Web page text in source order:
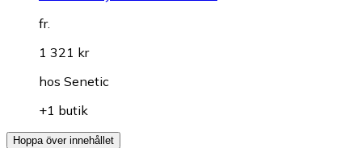
fr.
1 321 kr
hos Senetic
+1 butik
Hoppa över innehållet